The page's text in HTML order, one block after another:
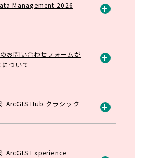
Management 2026
お問い合わせフォームが
ついて
ArcGIS Hub クラシック
: ArcGIS Experience